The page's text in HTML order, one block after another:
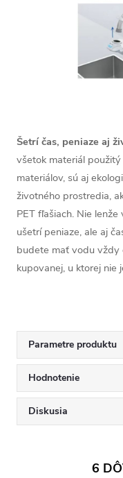
Šetrí čas, peniaze aj
všetok materiál
materiálov, sú aj
životného prostredia,
PET fľašiach. Nie
ušetrí peniaze, ale aj
budete mať vodu vždy
kupovanej, u ktorej nie
Parametre produktu
Hodnotenie
Diskusia
6